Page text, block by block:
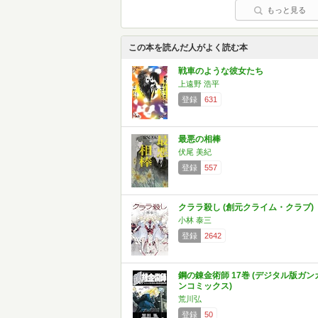
もっと見る
この本を読んだ人がよく読む本
戦車のような彼女たち
上遠野 浩平
登録
631
最悪の相棒
伏尾 美紀
登録
557
クララ殺し (創元クライム・クラブ)
小林 泰三
登録
2642
鋼の錬金術師 17巻 (デジタル版ガン
ンコミックス)
荒川弘
登録
50